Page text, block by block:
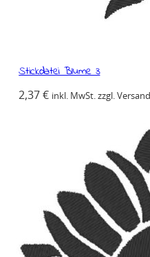
Stickdatei Blume 3
2,37€ inkl. MwSt. zzgl. Versand